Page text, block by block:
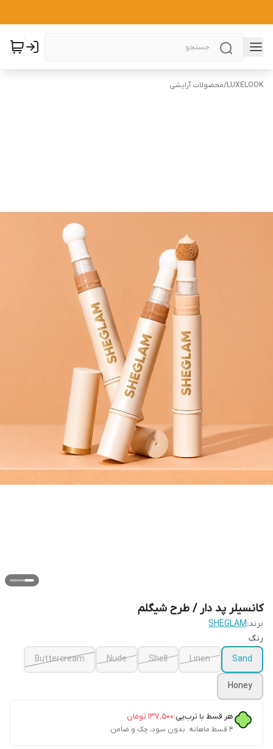
LUXELOOK
/محصولات آرایشی
کانسیلر پد دار / طرح شیگلم
برند:SHEGLAM
رنگ
Sand
Linen
Shell
Nude
Buttercream
Honey
هر قسط با ترب‌پی:۱۳۷٬۵۰۰ تومان
۴ قسط ماهانه. بدون سود، چک و ضامن.